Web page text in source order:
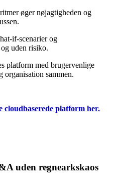
øger nøjagtigheden og
if-scenarier og
uden risiko.
platform med brugervenlige
organisation sammen.
cloudbaserede platform her.
uden regnearkskaos